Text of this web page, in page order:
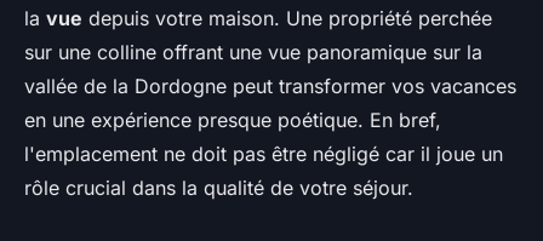
la vue depuis votre maison. Une propriété perchée
sur une colline offrant une vue panoramique sur la
vallée de la Dordogne peut transformer vos vacances
en une expérience presque poétique. En bref,
l'emplacement ne doit pas être négligé car il joue un
rôle crucial dans la qualité de votre séjour.